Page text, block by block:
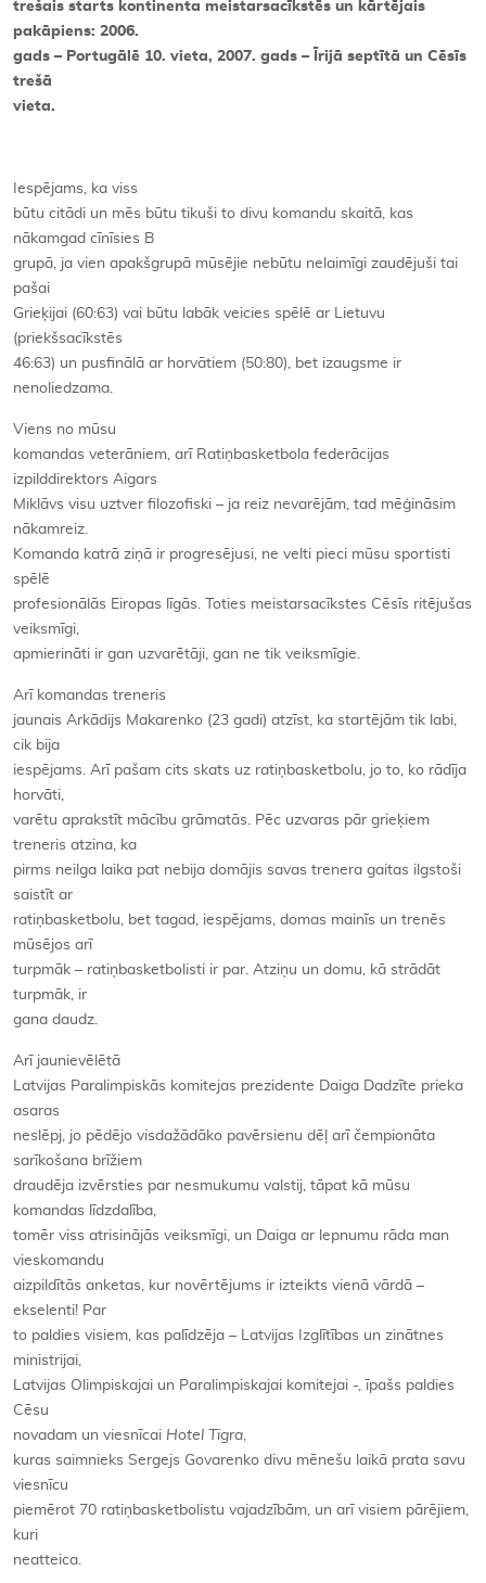
trešais starts kontinenta meistarsacīkstēs un kārtējais
pakāpiens: 2006.
gads – Portugālē 10. vieta, 2007. gads – Īrijā septītā un Cēsīs
trešā
vieta.
Iespējams, ka viss
būtu citādi un mēs būtu tikuši to divu komandu skaitā, kas
nākamgad cīnīsies B
grupā, ja vien apakšgrupā mūsējie nebūtu nelaimīgi zaudējuši tai
pašai
Grieķijai (60:63) vai būtu labāk veicies spēlē ar Lietuvu
(priekšsacīkstēs
46:63) un pusfinālā ar horvātiem (50:80), bet izaugsme ir
nenoliedzama.
Viens no mūsu
komandas veterāniem, arī Ratiņbasketbola federācijas
izpilddirektors Aigars
Miklāvs visu uztver filozofiski – ja reiz nevarējām, tad mēģināsim
nākamreiz.
Komanda katrā ziņā ir progresējusi, ne velti pieci mūsu sportisti
spēlē
profesionālās Eiropas līgās. Toties meistarsacīkstes Cēsīs ritējušas
veiksmīgi,
apmierināti ir gan uzvarētāji, gan ne tik veiksmīgie.
Arī komandas treneris
jaunais Arkādijs Makarenko (23 gadi) atzīst, ka startējām tik labi,
cik bija
iespējams. Arī pašam cits skats uz ratiņbasketbolu, jo to, ko rādīja
horvāti,
varētu aprakstīt mācību grāmatās. Pēc uzvaras pār grieķiem
treneris atzina, ka
pirms neilga laika pat nebija domājis savas trenera gaitas ilgstoši
saistīt ar
ratiņbasketbolu, bet tagad, iespējams, domas mainīs un trenēs
mūsējos arī
turpmāk – ratiņbasketbolisti ir par. Atziņu un domu, kā strādāt
turpmāk, ir
gana daudz.
Arī jaunievēlētā
Latvijas Paralimpiskās komitejas prezidente Daiga Dadzīte prieka
asaras
neslēpj, jo pēdējo visdažādāko pavērsienu dēļ arī čempionāta
sarīkošana brīžiem
draudēja izvērsties par nesmukumu valstij, tāpat kā mūsu
komandas līdzdalība,
tomēr viss atrisinājās veiksmīgi, un Daiga ar lepnumu rāda man
vieskomandu
aizpildītās anketas, kur novērtējums ir izteikts vienā vārdā –
ekselenti! Par
to paldies visiem, kas palīdzēja – Latvijas Izglītības un zinātnes
ministrijai,
Latvijas Olimpiskajai un Paralimpiskajai komitejai -, īpašs paldies
Cēsu
novadam un viesnīcai Hotel Tigra,
kuras saimnieks Sergejs Govarenko divu mēnešu laikā prata savu
viesnīcu
piemērot 70 ratiņbasketbolistu vajadzībām, un arī visiem pārējiem,
kuri
neatteica.